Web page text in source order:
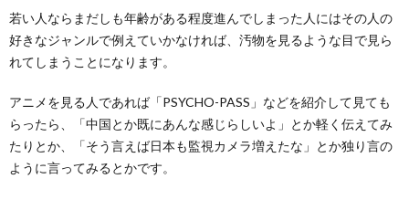
若い人ならまだしも年齢がある程度進んでしまった人にはその人の
好きなジャンルで例えていかなければ、汚物を見るような目で見ら
れてしまうことになります。
アニメを見る人であれば「PSYCHO-PASS」などを紹介して見ても
らったら、「中国とか既にあんな感じらしいよ」とか軽く伝えてみ
たりとか、「そう言えば日本も監視カメラ増えたな」とか独り言の
ように言ってみるとかです。